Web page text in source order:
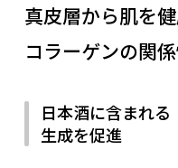
真皮層から肌を
コラーゲンの関
日本酒に含まれる
生成を促進